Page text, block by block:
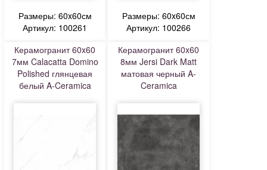
Размеры: 60x60см
Артикул: 100261
Размеры: 60x60см
Артикул: 100266
Керамогранит 60x60
7мм Calacatta Domino
Polished глянцевая
белый A-Ceramica
Керамогранит 60x60
8мм Jersi Dark Matt
матовая черный A-
Ceramica